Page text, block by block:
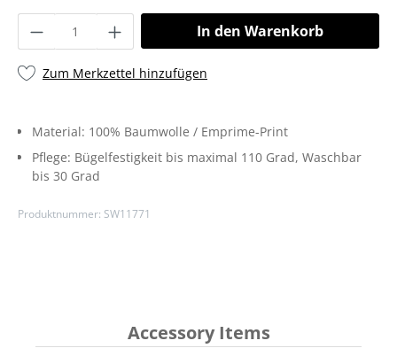
In den Warenkorb
Zum Merkzettel hinzufügen
Material: 100% Baumwolle / Emprime-Print
Pflege: Bügelfestigkeit bis maximal 110 Grad, Waschbar
bis 30 Grad
Produktnummer: SW11771
Accessory Items